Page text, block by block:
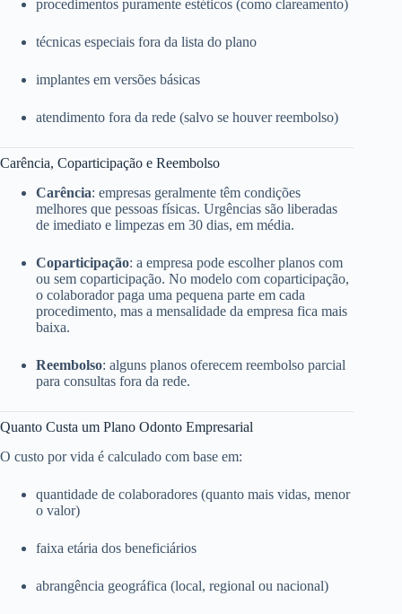
procedimentos puramente estéticos (como clareamento)
técnicas especiais fora da lista do plano
implantes em versões básicas
atendimento fora da rede (salvo se houver reembolso)
Carência, Coparticipação e Reembolso
Carência: empresas geralmente têm condições
melhores que pessoas físicas. Urgências são liberadas
de imediato e limpezas em 30 dias, em média.
Coparticipação: a empresa pode escolher planos com
ou sem coparticipação. No modelo com coparticipação,
o colaborador paga uma pequena parte em cada
procedimento, mas a mensalidade da empresa fica mais
baixa.
Reembolso: alguns planos oferecem reembolso parcial
para consultas fora da rede.
Quanto Custa um Plano Odonto Empresarial
O custo por vida é calculado com base em:
quantidade de colaboradores (quanto mais vidas, menor
o valor)
faixa etária dos beneficiários
abrangência geográfica (local, regional ou nacional)